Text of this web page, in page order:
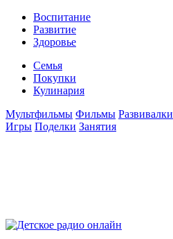
Воспитание
Развитие
Здоровье
Семья
Покупки
Кулинария
Мультфильмы Фильмы Развивалки
Игры Поделки Занятия